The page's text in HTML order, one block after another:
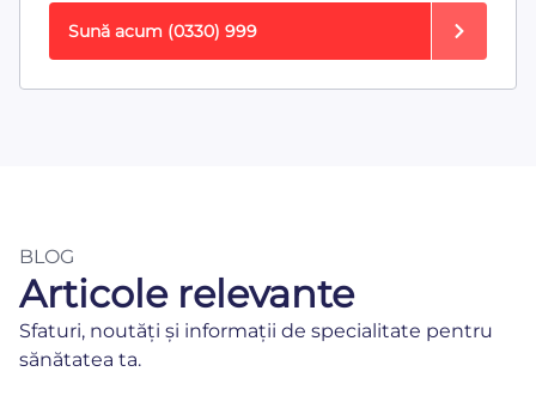
Sună acum (0330) 999
BLOG
Articole relevante
Sfaturi, noutăți și informații de specialitate pentru
sănătatea ta.